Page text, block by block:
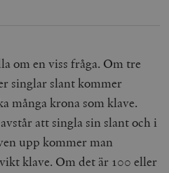
om en viss fråga. Om tre
singlar slant kommer
många krona som klave.
att singla sin slant och i
upp kommer man
klave. Om det är 100 eller